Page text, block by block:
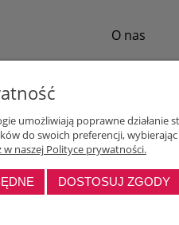
O nas
Polityka
Program
umożliwiają poprawne
do swoich preferencji,
w naszej Polityce prywatności.
DOSTOSUJ ZGODY